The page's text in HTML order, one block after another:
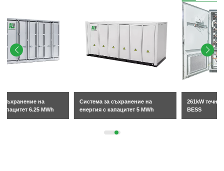
Система за съхранение на
енергия с капацитет 5 MWh
261kW течно охлаждан шкаф
BESS